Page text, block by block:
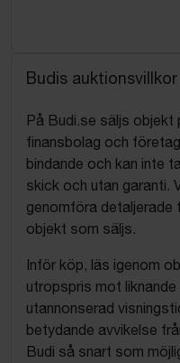
Budis auktionsvillkor
På Budi.se säljs objekt
finansbolag och
bindande och kan inte
skick och utan garanti.
genomföra detaljerade
objekt som säljs.
Inför köp, läs igenom
utropspris mot
utannonserad
betydande avvikelse
Budi så snart som